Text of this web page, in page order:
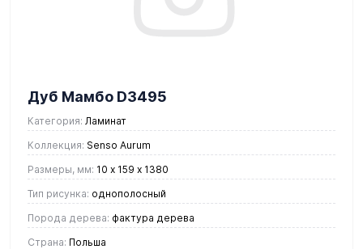
Дуб Мамбо D3495
Категория: Ламинат
Коллекция: Senso Aurum
Размеры, мм: 10 х 159 х 1380
Тип рисунка: однополосный
Порода дерева: фактура дерева
Страна: Польша